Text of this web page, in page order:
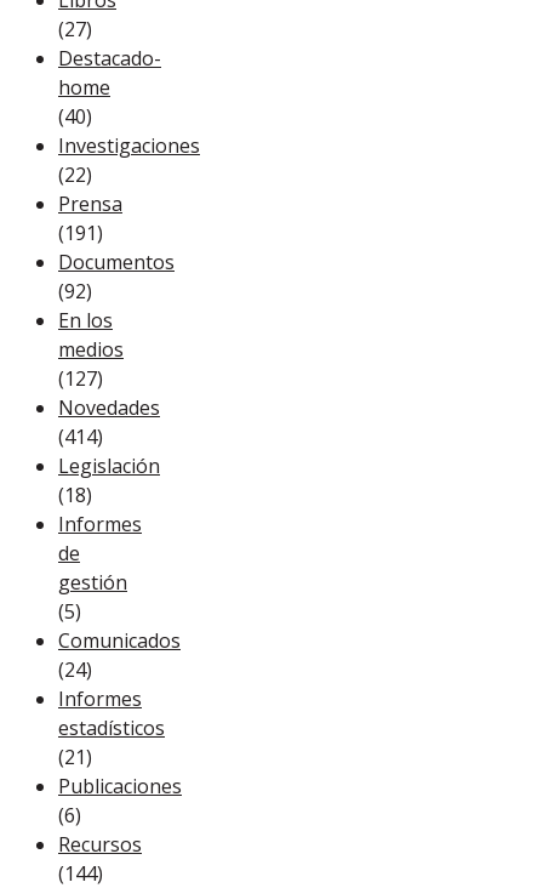
(27)
Destacado-
home
(40)
Investigaciones
(22)
Prensa
(191)
Documentos
(92)
En los
medios
(127)
Novedades
(414)
Legislación
(18)
Informes
de
gestión
(5)
Comunicados
(24)
Informes
estadísticos
(21)
Publicaciones
(6)
Recursos
(144)